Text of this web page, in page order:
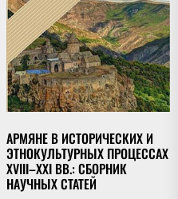
АРМЯНЕ В ИСТОРИЧЕСКИХ И
ЭТНОКУЛЬТУРНЫХ ПРОЦЕССАХ
XVIII–XXI ВВ.: СБОРНИК
НАУЧНЫХ СТАТЕЙ